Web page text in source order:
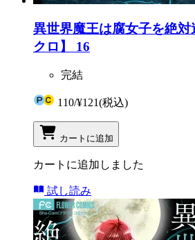
異世界魔王は腐女子を絶対
クロ】 16
完結
110/¥121(税込)
カートに追加
カートに追加しました
試し読み